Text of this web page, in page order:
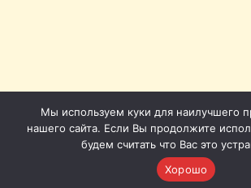
Мы используем куки для наилучшего
нашего сайта. Если Вы продолжите
будем считать что Вас это
Хорошо